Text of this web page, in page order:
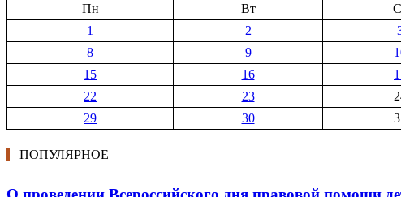
Пн
Вт
1
2
8
9
15
16
22
23
29
30
ПОПУЛЯРНОЕ